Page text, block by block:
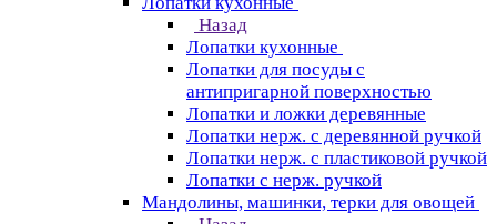
Назад
Лопатки кухонные
Лопатки для посуды с
антипригарной поверхностью
Лопатки и ложки деревянные
Лопатки нерж. с деревянной ручкой
Лопатки нерж. с пластиковой ручкой
Лопатки с нерж. ручкой
Мандолины, машинки, терки для овощей